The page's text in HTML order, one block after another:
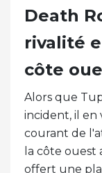
Death
rivalité
côte
Alors que
incident, il en
courant de
la côte ouest
offert une